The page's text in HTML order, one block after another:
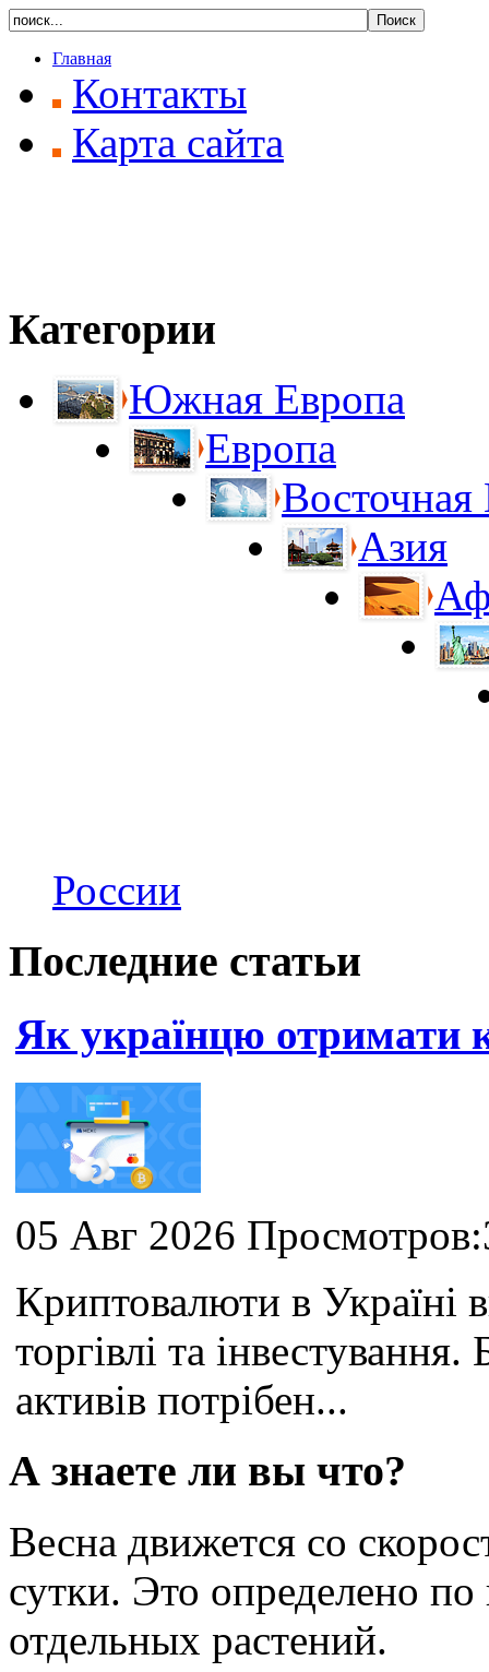
Главная
Контакты
Карта сайта
Категории
Южная Европа
Европа
Восточная
Азия
России
Последние статьи
Як українцю отримати
05 Авг 2026
Криптовалюти в Україні
торгівлі та
активів потрібен...
А знаете ли вы что?
Весна движется со
сутки. Это определено
отдельных растений.